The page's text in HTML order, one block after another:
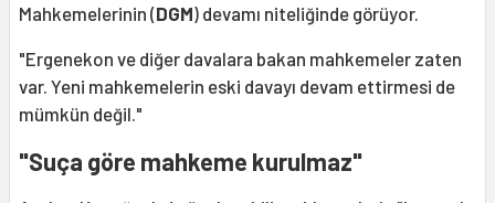
Mahkemelerinin (DGM) devamı niteliğinde görüyor.
"Ergenekon ve diğer davalara bakan mahkemeler zaten
var. Yeni mahkemelerin eski davayı devam ettirmesi de
mümkün değil."
"Suça göre mahkeme kurulmaz"